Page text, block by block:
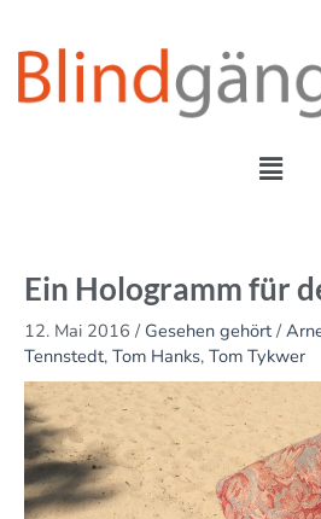
springen
Menü
Ein Hologramm für
12. Mai 2016 / Gesehen gehört/
Tennstedt, Tom Hanks, Tom Tykwer